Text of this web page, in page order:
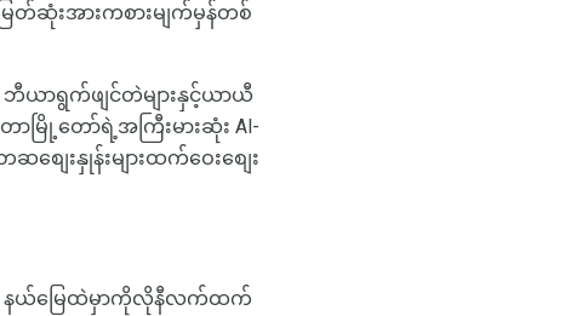
ြတ်ဆုံးအားကစားမျက်မှန်တစ်
ဘီယာရွက်ဖျင်တဲများနှင့်ယာယီ
ာမြို့တော်ရဲ့အကြီးမားဆုံး Al-
ျေးနှုန်းများထက်ဝေးစျေး
ဆဲ, နယ်မြေထဲမှာကိုလိုနီလက်ထက်